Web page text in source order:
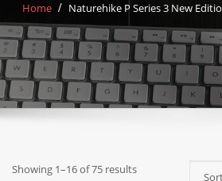
Home Naturehike P Series 3 New
Showing 1–16 of 75 results